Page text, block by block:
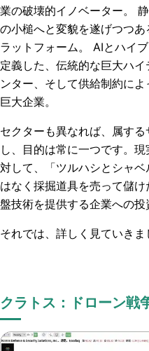
業の破壊的イノベーター。
の小槌へと変貌を遂げつつ
ラットフォーム。 AIとハイ
定義した、伝統的な巨大ハ
ンター、そして供給制約に
巨大企業。
セクターも異なれば、属す
し、目的は常に一つです。
対して、「ツルハシとシャ
はなく採掘道具を売って儲
盤技術を提供する企業への投
それでは、詳しく見ていきま
クラトス：ドローン戦